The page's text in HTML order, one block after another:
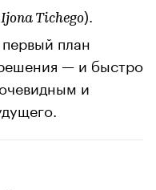
Tichego).
план
— и быстро
и